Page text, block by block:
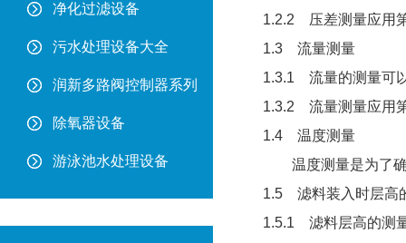
净化过滤设备
污水处理设备大全
润新多路阀控制器系列
除氧器设备
游泳池水处理设备
1.2.2 压差测量应用
1.3 流量测量
1.3.1 流量的测量可
1.3.2 流量测量应用
1.4 温度测量
温度测量是为了确
1.5 滤料装入时层高
1.5.1 滤料层高的测